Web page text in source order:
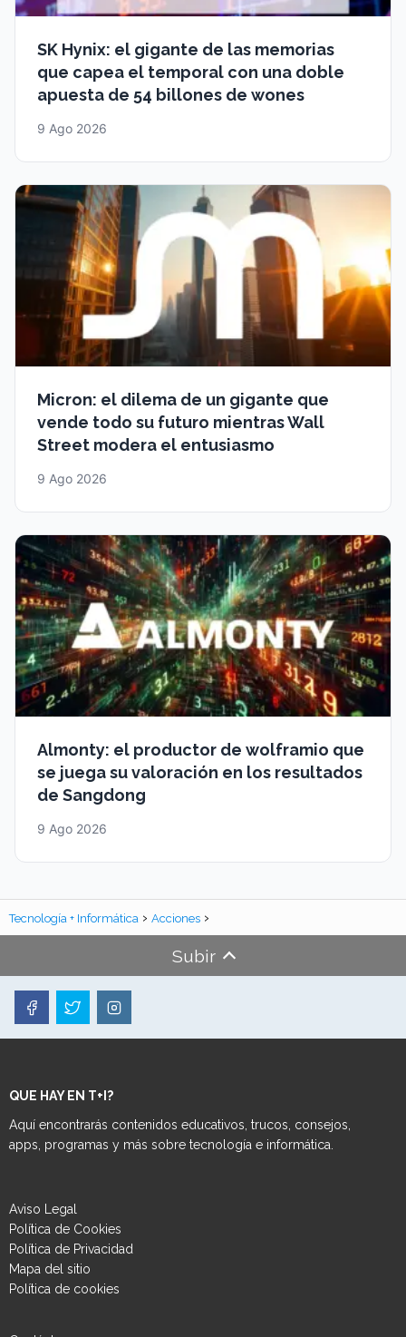
SK Hynix: el gigante de las memorias
que capea el temporal con una doble
apuesta de 54 billones de wones
9 Ago 2026
Micron: el dilema de un gigante que
vende todo su futuro mientras Wall
Street modera el entusiasmo
9 Ago 2026
Almonty: el productor de wolframio que
se juega su valoración en los resultados
de Sangdong
9 Ago 2026
Tecnología + Informática Acciones
Subir
QUE HAY EN T+I?
Aquí encontrarás contenidos educativos, trucos, consejos,
apps, programas y más sobre tecnología e informática.
Aviso Legal
Política de Cookies
Política de Privacidad
Mapa del sitio
Política de cookies